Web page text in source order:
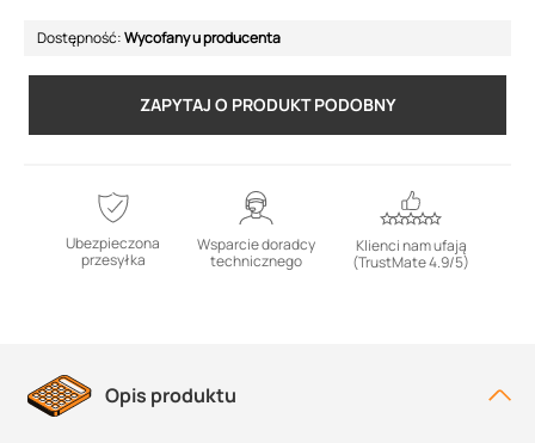
Dostępność:Wycofany u producenta
ZAPYTAJ O PRODUKT PODOBNY
Ubezpieczona
przesyłka
Wsparcie doradcy
technicznego
Klienci nam ufają
(TrustMate 4.9/5)
Opis produktu